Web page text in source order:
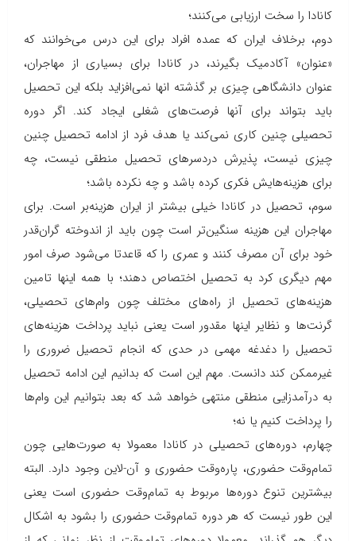
کانادا را سخت ارزیابی می‌کنند؛
دوم، برخلاف ایران که عمده افراد برای این درس می‌خوانند که
«عنوان» آکادمیک بگیرند، در کانادا برای بسیاری از مهاجران،
عنوان دانشگاهی چیزی بر گذشته انها نمی‌افزاید بلکه این تحصیل
باید بتواند برای آنها فرصت‌های شغلی ایجاد کند. اگر دوره‌
تحصیلی چنین کاری نمی‌کند یا هدف فرد از ادامه تحصیل چنین
چیزی نیست، پذیرش دردسرهای تحصیل منطقی نیست، چه
برای هزینه‌هایش فکری کرده باشد و چه نکرده باشد؛
سوم، تحصیل در کانادا خیلی بیشتر از ایران هزینه‌بر است. برای
مهاجران این هزینه سنگین‌تر است چون باید از اندوخته گران‌قدر
خود برای آن مصرف کنند و عمری را که قاعدتا می‌شود صرف امور
مهم دیگری کرد به تحصیل اختصاص دهند؛ با همه اینها تامین
هزینه‌های تحصیل از راه‌های مختلف چون وام‌های تحصیلی،
گرنت‌ها و نظایر اینها مقدور است یعنی نباید پرداخت هزینه‌های
تحصیل را دغدغه مهمی در حدی که انجام تحصیل ضروری را
غیرممکن کند دانست. مهم این است که بدانیم این ادامه تحصیل
به درآمدزایی منطقی منتهی خواهد شد که بعد بتوانیم این وام‌ها
را پرداخت کنیم یا نه؛
چهارم، دوره‌های تحصیلی در کانادا معمولا به صورت‌هایی چون
تمام‌وقت حضوری، پاره‌وقت حضوری و آن-لاین وجود دارد. البته
بیشترین تنوع دوره‌ها مربوط به تمام‌وقت حضوری است یعنی
این طور نیست که هر دوره تمام‌وقت حضوری را بشود به اشکال